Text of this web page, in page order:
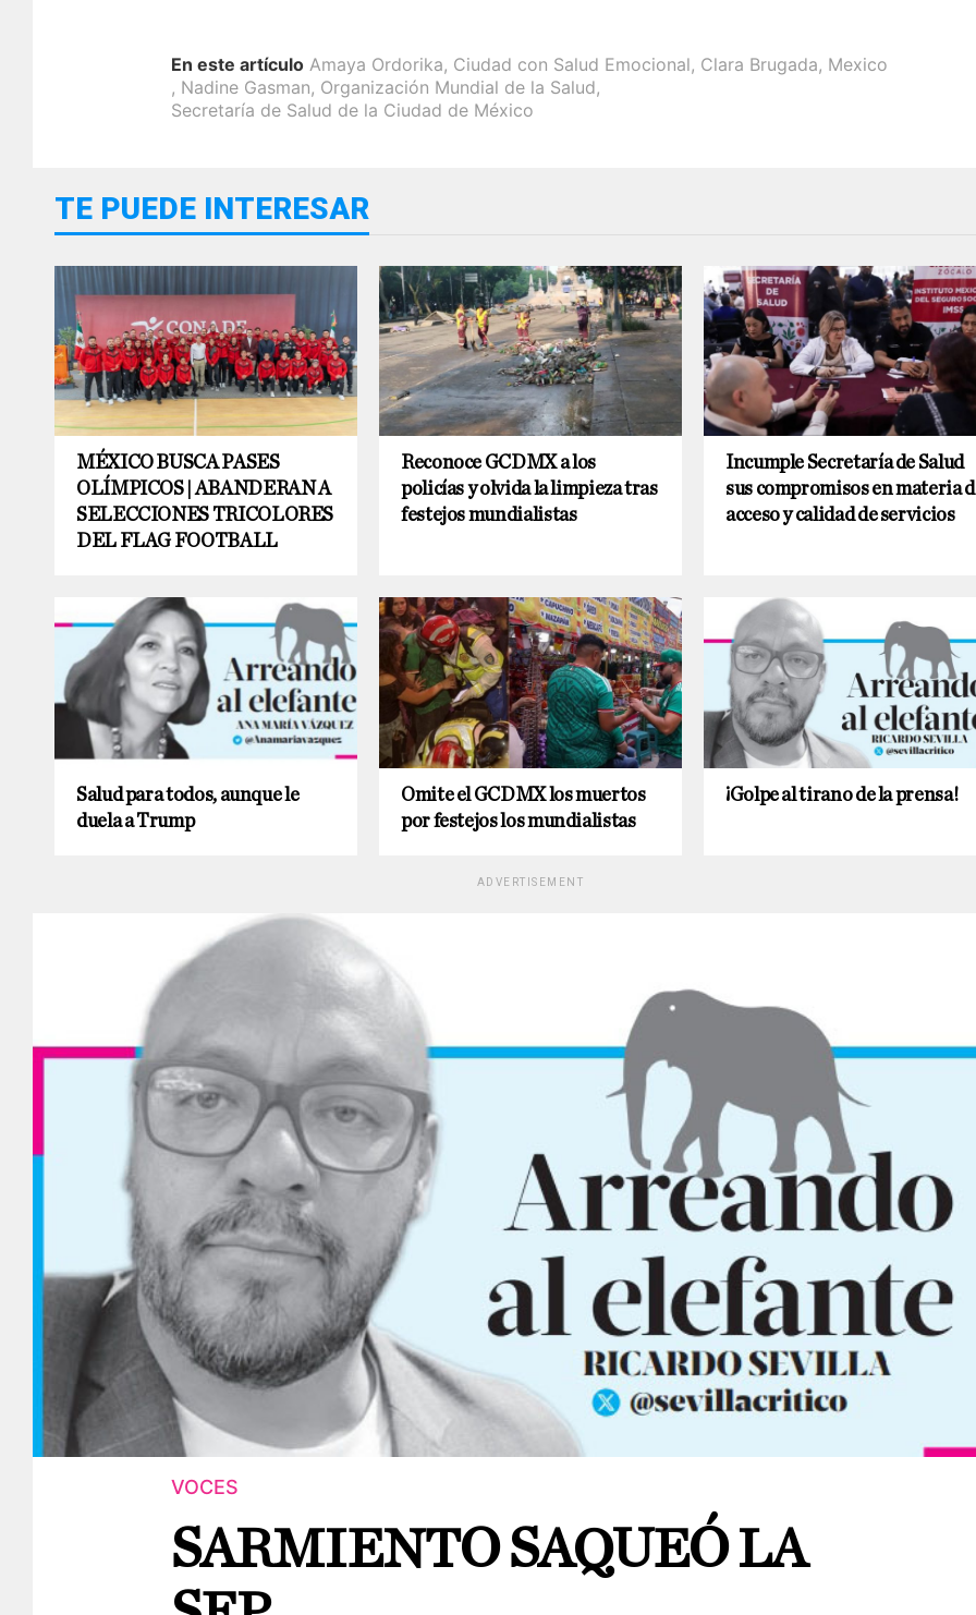
En este artículo Amaya Ordorika, Ciudad con Salud Emocional, Clara Brugada, Mexico
, Nadine Gasman, Organización Mundial de la Salud,
Secretaría de Salud de la Ciudad de México
TE PUEDE INTERESAR
MÉXICO BUSCA PASES
OLÍMPICOS | ABANDERAN A
SELECCIONES TRICOLORES
DEL FLAG FOOTBALL
Reconoce GCDMX a los
policías y olvida la limpieza tras
festejos mundialistas
Incumple Secretaría de Salud
sus compromisos en materia
acceso y calidad de servicios
Salud para todos, aunque le
duela a Trump
Omite el GCDMX los muertos
por festejos los mundialistas
¡Golpe al tirano de la prensa!
ADVERTISEMENT
VOCES
SARMIENTO SAQUEÓ LA